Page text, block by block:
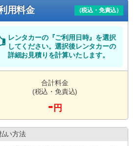
）
たします。
ご了承下さい。
さい。
のご登録をお願いいたします。
い。
用料金 （税込・免責込）
レンタカーの『ご利用日時』を選択
してください。選択後レンタカーの
詳細お見積りを計算いたします。
合計料金
(税込・免責込)
- 円
い方法